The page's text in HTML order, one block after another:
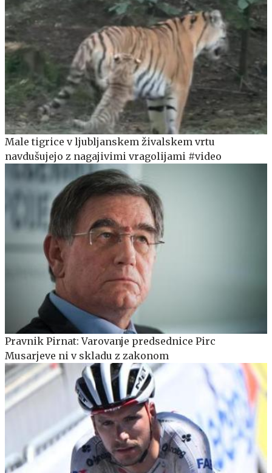
Male tigrice v ljubljanskem živalskem vrtu
navdušujejo z nagajivimi vragolijami #video
Pravnik Pirnat: Varovanje predsednice Pirc
Musarjeve ni v skladu z zakonom